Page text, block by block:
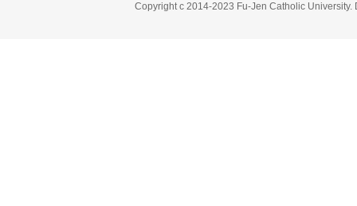
Copyright c 2014-2023 Fu-Jen Catholic